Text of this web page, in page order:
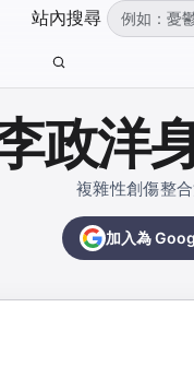
站內搜尋 （可輸入
政洋
複雜性創傷整合
加入為